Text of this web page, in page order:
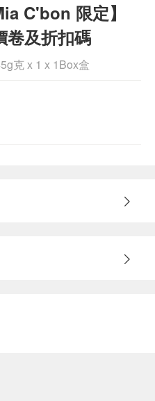
C'bon 限定】
卷及折扣碼
克 x 1 x 1Box盒